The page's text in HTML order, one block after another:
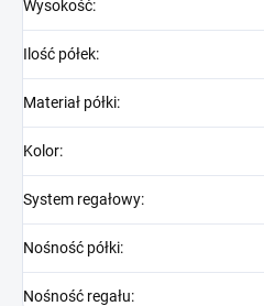
Wysokość:
Ilość półek:
Materiał półki:
Kolor:
System regałowy:
Nośność półki:
Nośność regału: